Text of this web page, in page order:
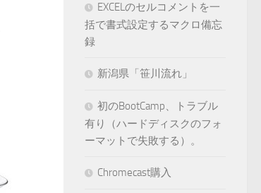
EXCELのセルコメントを一
括で書式設定するマクロ備忘
録
新潟県「笹川流れ」
初のBootCamp、トラブル
有り（ハードディスクのフォ
ーマットで失敗する）。
Chromecast購入